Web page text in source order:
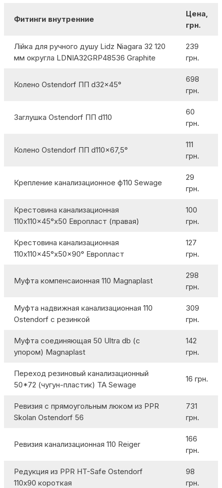
Фитинги внутренние
Цена,
грн.
Лійка для ручного душу Lidz Niagara 32 120
мм округла LDNIA32GRP48536 Graphite
239
грн.
Колено Ostendorf ПП d32x45°
698
грн.
Заглушка Ostendorf ПП d110
60
грн.
Колено Ostendorf ПП d110x67,5°
111
грн.
Крепление канализационное ф110 Sewage
29
грн.
Крестовина канализационная
110x110x45°x50 Европласт (правая)
100
грн.
Крестовина канализационная
110x110x45°x50x90° Европласт
127
грн.
Муфта компенсаионная 110 Magnaplast
298
грн.
Муфта надвижная канализационная 110
Ostendorf с резинкой
309
грн.
Муфта соединяющая 50 Ultra db (с
упором) Magnaplast
142
грн.
Переход резиновый канализационный
50*72 (чугун-пластик) TA Sewage
16 грн.
Ревизия c прямоугольным люком из PPR
Skolan Ostendorf 56
731
грн.
Ревизия канализационная 110 Reiger
166
грн.
Редукция из PPR HT-Safe Ostendorf
110х90 короткая
98
грн.